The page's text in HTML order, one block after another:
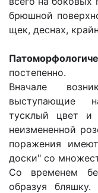
брюшной
щек, деснах,
постепенно.
Вначале
выступающие
тусклый цвет и
неизмененной
поражения
доски" со
Со временем
образуя